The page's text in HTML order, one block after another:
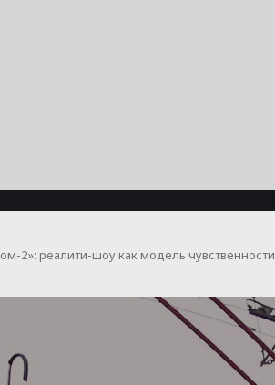
2»: реалити-шоу как модель чувственности